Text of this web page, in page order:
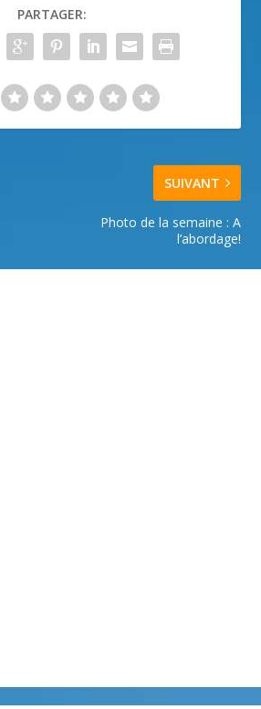
PARTAGER:
SUIVANT
Photo de la semaine : A
l’abordage!